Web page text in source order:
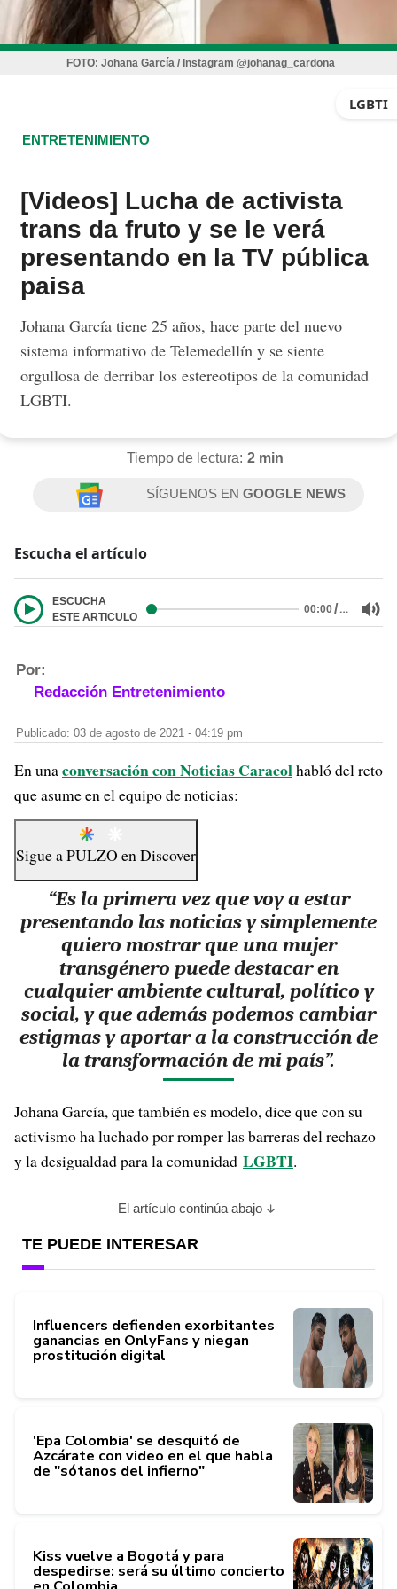
FOTO: Johana García / Instagram @johanag_cardona
LGBTI
ENTRETENIMIENTO
[Videos] Lucha de activista
trans da fruto y se le verá
presentando en la TV pública
paisa
Johana García tiene 25 años, hace parte del nuevo
sistema informativo de Telemedellín y se siente
orgullosa de derribar los estereotipos de la comunidad
LGBTI.
Tiempo de lectura: 2 min
SÍGUENOS ENGOOGLE NEWS
Escucha el artículo
ESCUCHA
ESTE ARTICULO
00:00/…
Por:
Redacción Entretenimiento
Publicado: 03 de agosto de 2021 - 04:19 pm
En unaconversación con Noticias Caracolhabló del reto
que asume en el equipo de noticias:
Sigue aPULZO enDiscover
“Es la primera vez que voy a estar
presentando las noticias y simplemente
quiero mostrar que una mujer
transgénero puede destacar en
cualquier ambiente cultural, político y
social, y que además podemos cambiar
estigmas y aportar a la construcción de
la transformación de mi país”.
Johana García, que también es modelo, dice que con su
activismo ha luchado por romper las barreras del rechazo
y la desigualdad para la comunidad LGBTI.
El artículo continúa abajo
TE PUEDE INTERESAR
Influencers defienden exorbitantes
ganancias en OnlyFans y niegan
prostitución digital
'Epa Colombia' se desquitó de
Azcárate con video en el que habla
de "sótanos del infierno"
Kiss vuelve a Bogotá y para
despedirse: será su último concierto